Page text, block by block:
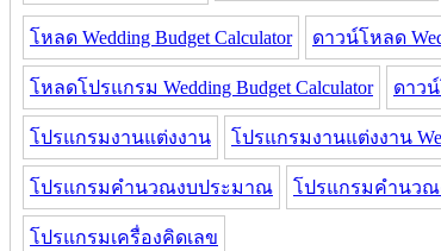
โหลด Wedding Budget Calculator ดาวน์โหลด
โหลดโปรแกรม Wedding Budget Calculator ดาวน์
โปรแกรมงานแต่งงาน โปรแกรมงานแต่งงาน
โปรแกรมคํานวณงบประมาณ โปรแกรมคํานวณง
โปรแกรมเครื่องคิดเลข